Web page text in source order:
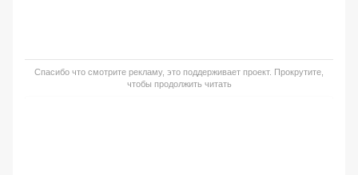
Спасибо что смотрите рекламу, это поддерживает проект. Прокрутите,
чтобы продолжить читать